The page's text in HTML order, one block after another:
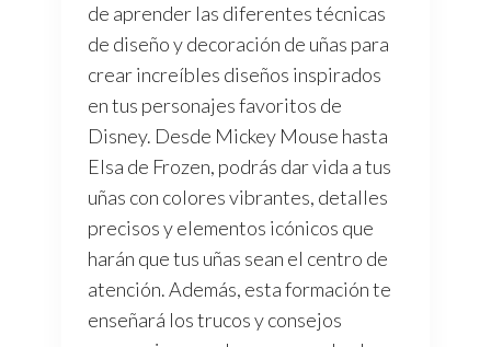
de aprender las diferentes técnicas
de diseño y decoración de uñas para
crear increíbles diseños inspirados
en tus personajes favoritos de
Disney. Desde Mickey Mouse hasta
Elsa de Frozen, podrás dar vida a tus
uñas con colores vibrantes, detalles
precisos y elementos icónicos que
harán que tus uñas sean el centro de
atención. Además, esta formación te
enseñará los trucos y consejos